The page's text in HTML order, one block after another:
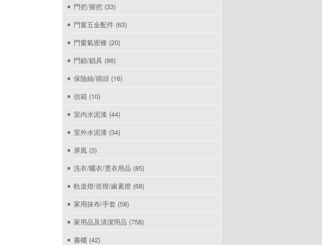
門把/握把 (33)
門窗五金配件 (63)
門窗氣密條 (20)
門鎖/鎖具 (86)
保險絲/插頭 (16)
信箱 (10)
室內水泥漆 (44)
室外水泥漆 (34)
屏風 (3)
洗衣/曬衣/燙衣用品 (85)
軌道燈/崁燈/鹵素燈 (68)
家用抹布/手套 (58)
家用品及清潔用品 (758)
書櫃 (42)